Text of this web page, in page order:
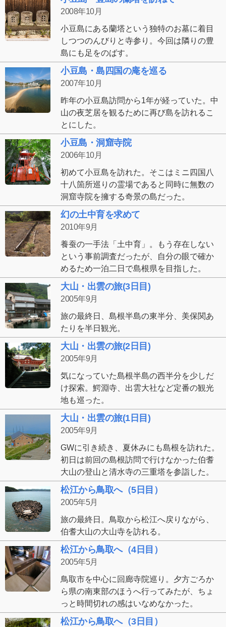
2008年10月
小豆島にある蘭塔という独特のお墓に着目
しつつのんびりと寺参り。今回は隣りの豊
島にも足をのばす。
小豆島・島四国の庵を巡る
2007年10月
昨年の小豆島訪問から1年が経っていた。中
山の夜芝居を観るために再び島を訪れるこ
とにした。
小豆島・洞窟寺院
2006年10月
初めて小豆島を訪れた。そこはミニ四国八
十八箇所巡りの霊場であると同時に無数の
洞窟寺院を擁する奇景の島だった。
幻の土中育を求めて
2010年9月
養蚕の一手法「土中育」。もう存在しない
という事前調査だったが、自分の眼で確か
めるため一泊二日で島根県を目指した。
大山・出雲の旅(3日目)
2005年9月
旅の最終日、島根半島の東半分、美保関あ
たりを半日観光。
大山・出雲の旅(2日目)
2005年9月
気になっていた島根半島の西半分を少しだ
け探索。鰐淵寺、出雲大社など定番の観光
地も巡った。
大山・出雲の旅(1日目)
2005年9月
GWに引き続き、夏休みにも島根を訪れた。
初日は前回の島根訪問で行けなかった伯耆
大山の登山と清水寺の三重塔を参詣した。
松江から鳥取へ（5日目）
2005年5月
旅の最終日。鳥取から松江へ戻りながら、
伯耆大山の大山寺を訪れる。
松江から鳥取へ（4日目）
2005年5月
鳥取市を中心に回廊寺院巡り。夕方ごろか
ら県の南東部のほうへ行ってみたが、ちょ
っと時間切れの感はいなめなかった。
松江から鳥取へ（3日目）